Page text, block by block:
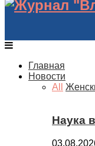
Главная
Новости
All
Наука